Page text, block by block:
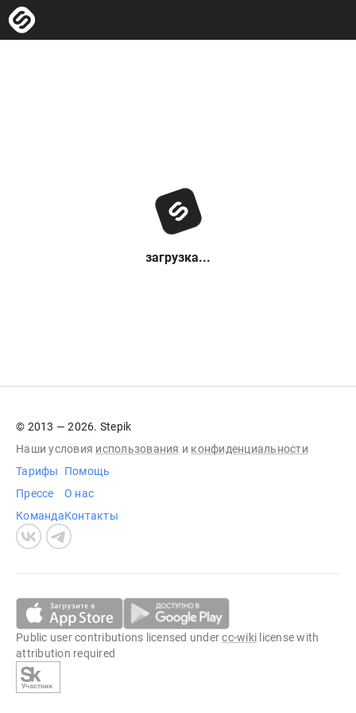
загрузка...
© 2013 — 2026. Stepik
Наши условия использования и конфиденциальности
Тарифы
Прессе
Команда
Помощь
О нас
Контакты
Public user contributions licensed undercc-wiki license with
attribution required